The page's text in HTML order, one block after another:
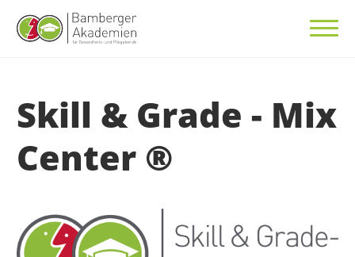
Skill & Grade - Mix
Center ®